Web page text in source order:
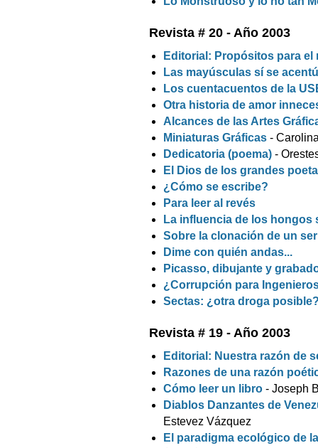
Revista # 20 - Año 2003
Editorial: Propósitos para el
Las mayúsculas sí se
Los cuentacuentos de la
Otra historia de amor
Alcances de las Artes
Miniaturas Gráficas -
Dedicatoria (poema) -
El Dios de los grandes
¿Cómo se escribe?
Para leer al revés
La influencia de los hongos
Sobre la clonación de un
Dime con quién andas...
Picasso, dibujante y
¿Corrupción para
Sectas: ¿otra droga
Revista # 19 - Año 2003
Editorial: Nuestra razón de
Razones de una razón
Cómo leer un libro - Joseph
Diablos Danzantes de
Estevez Vázquez
El paradigma ecológico de